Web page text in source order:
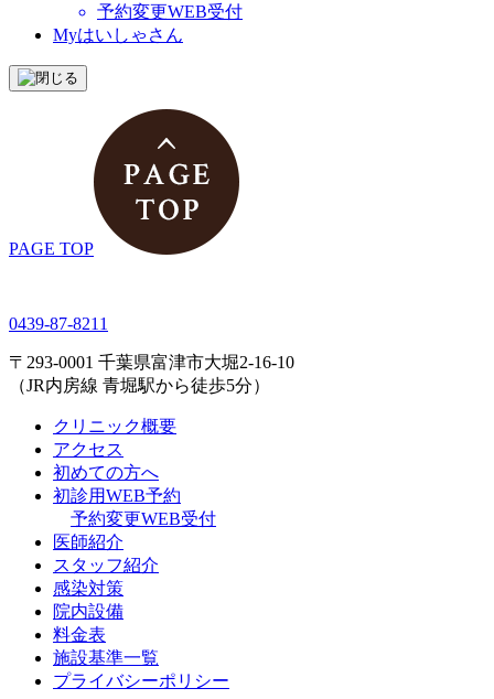
予約変更WEB受付
Myはいしゃさん
PAGE TOP
0439-87-8211
〒293-0001 千葉県富津市大堀2-16-10
（JR内房線 青堀駅から徒歩5分）
クリニック概要
アクセス
初めての方へ
初診用WEB予約
予約変更WEB受付
医師紹介
スタッフ紹介
感染対策
院内設備
料金表
施設基準一覧
プライバシーポリシー